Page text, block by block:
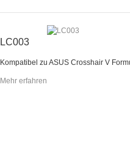
LC003
Kompatibel zu ASUS Crosshair V
Mehr erfahren